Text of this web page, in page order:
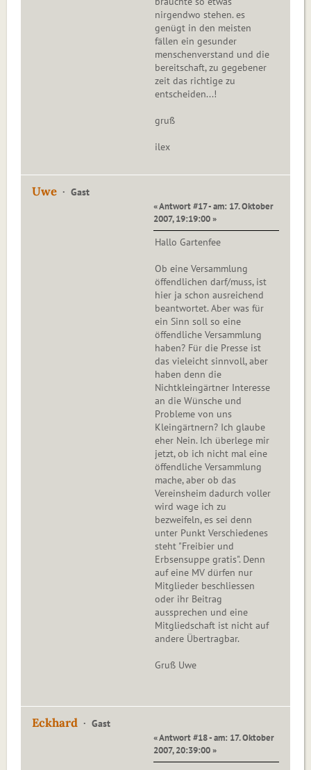
nirgendwo stehen. es
genügt in den meisten
fällen ein gesunder
menschenverstand und die
bereitschaft, zu gegebener
zeit das richtige zu
entscheiden...!
gruß
ilex
Uwe Gast
« Antwort #17 - am: 17. Oktober
2007, 19:19:00 »
Hallo Gartenfee
Ob eine Versammlung
öffendlichen darf/muss, ist
hier ja schon ausreichend
beantwortet. Aber was für
ein Sinn soll so eine
öffendliche Versammlung
haben? Für die Presse ist
das vieleicht sinnvoll, aber
haben denn die
Nichtkleingärtner Interesse
an die Wünsche und
Probleme von uns
Kleingärtnern? Ich glaube
eher Nein. Ich überlege mir
jetzt, ob ich nicht mal eine
öffendliche Versammlung
mache, aber ob das
Vereinsheim dadurch voller
wird wage ich zu
bezweifeln, es sei denn
unter Punkt Verschiedenes
steht "Freibier und
Erbsensuppe gratis". Denn
auf eine MV dürfen nur
Mitglieder beschliessen
oder ihr Beitrag
aussprechen und eine
Mitgliedschaft ist nicht auf
andere Übertragbar.
Gruß Uwe
Eckhard Gast
« Antwort #18 - am: 17. Oktober
2007, 20:39:00 »